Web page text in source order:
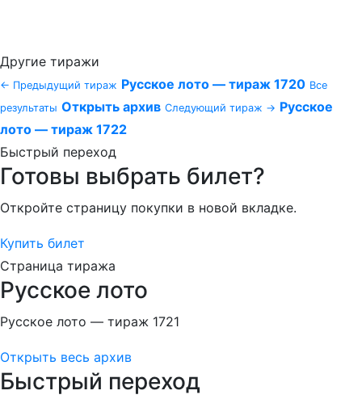
Другие тиражи
← Предыдущий тираж Русское лото — тираж 1720 Все
результаты Открыть архив Следующий тираж → Русское
лото — тираж 1722
Быстрый переход
Готовы выбрать билет?
Откройте страницу покупки в новой вкладке.
Купить билет
Страница тиража
Русское лото
Русское лото — тираж 1721
Открыть весь архив
Быстрый переход